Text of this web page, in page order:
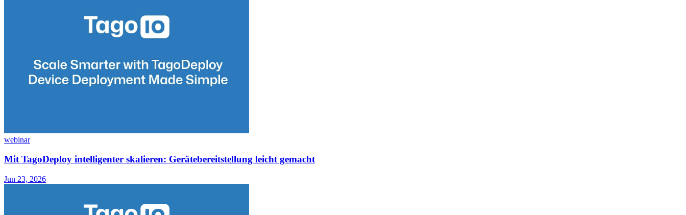
webinar
Mit TagoDeploy intelligenter skalieren: Gerätebereitstellung leicht gemacht
Jun 23, 2026